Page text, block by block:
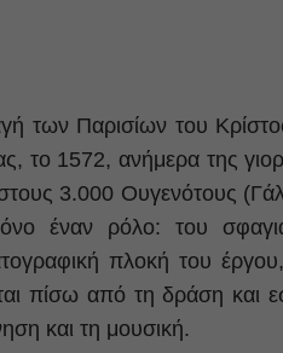
των Παρισίων του
το 1572, ανήμερα της
3.000 Ουγενότους
έναν ρόλο: του
πλοκή του
πίσω από τη δράση και
και τη μουσική.